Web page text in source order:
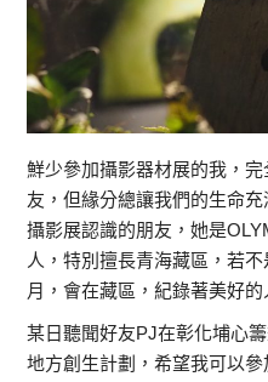
鮮少參加攝影器材展的我，
友，但緣分總讓我們的生命
攝影展認識的朋友，她是
人，特別擅長青海藏區，若
月，會在藏區，紀錄著美好的
某日聽聞好友PJ在彰化埔心
地方創生計劃，希望我可以